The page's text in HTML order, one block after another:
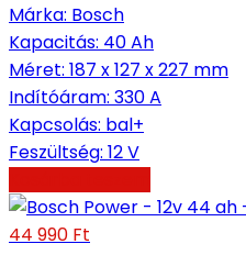
Márka: Bosch
Kapacitás: 40 Ah
Méret: 187 x 127 x 227 mm
Indítóáram: 330 A
Kapcsolás: bal+
Feszültség: 12 V
44 990 Ft